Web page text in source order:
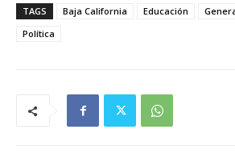
TAGS Baja California Educación
Política